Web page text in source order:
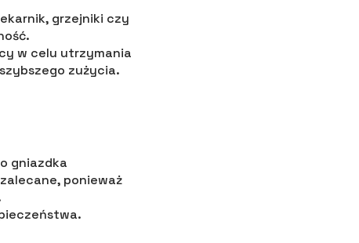
grzejniki czy
w celu utrzymania
zużycia.
gniazdka
ponieważ